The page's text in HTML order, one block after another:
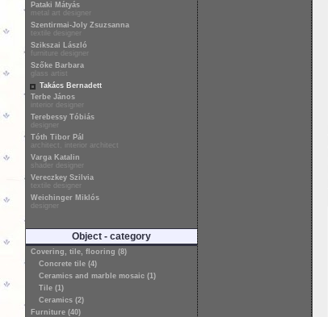
Pataki Mátyás
metal art designer
Szentirmai-Joly Zsuzsanna
textile designer
Szikszai László
furniture designer
Szőke Barbara
glass artist
Takács Bernadett
Terbe János
interior designer
Terebessy Tóbiás
designer
Tóth Tibor Pál
architect, interior architect
Varga Katalin
shader designer
Vereczkey Szilvia
textile designer
Weichinger Miklós
designer
Object - category
Covering, tile, flooring (8)
Concrete tile (4)
Ceramics and marble mosaic (1)
Tile (1)
Ceramics (2)
Furniture (40)